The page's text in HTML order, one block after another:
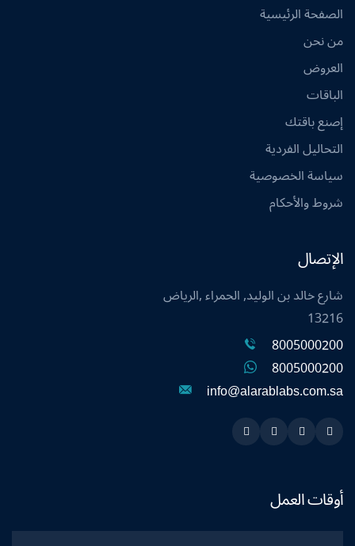
الصفحة الرئيسية
من نحن
العروض
الباقات
إصنع باقتك
التحاليل الفردية
سياسة الخصوصية
شروط والأحكام
الإتصال
شارع خالد بن الوليد, الحمراء ,الرياض
13216
8005000200
8005000200
info@alarablabs.com.sa
Snapchat
Twitter
Linkedin
Instagram
أوقات العمل